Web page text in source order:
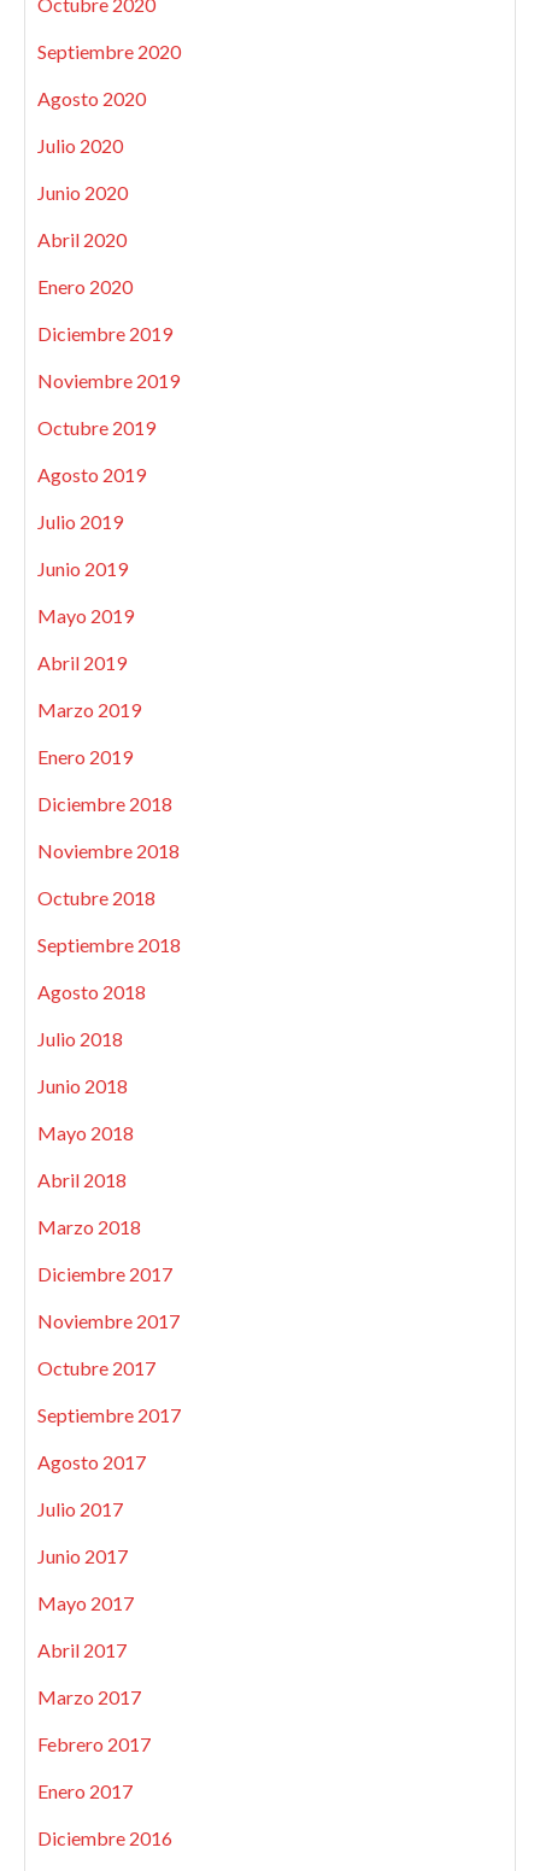
Septiembre 2020
Agosto 2020
Julio 2020
Junio 2020
Abril 2020
Enero 2020
Diciembre 2019
Noviembre 2019
Octubre 2019
Agosto 2019
Julio 2019
Junio 2019
Mayo 2019
Abril 2019
Marzo 2019
Enero 2019
Diciembre 2018
Noviembre 2018
Octubre 2018
Septiembre 2018
Agosto 2018
Julio 2018
Junio 2018
Mayo 2018
Abril 2018
Marzo 2018
Diciembre 2017
Noviembre 2017
Octubre 2017
Septiembre 2017
Agosto 2017
Julio 2017
Junio 2017
Mayo 2017
Abril 2017
Marzo 2017
Febrero 2017
Enero 2017
Diciembre 2016